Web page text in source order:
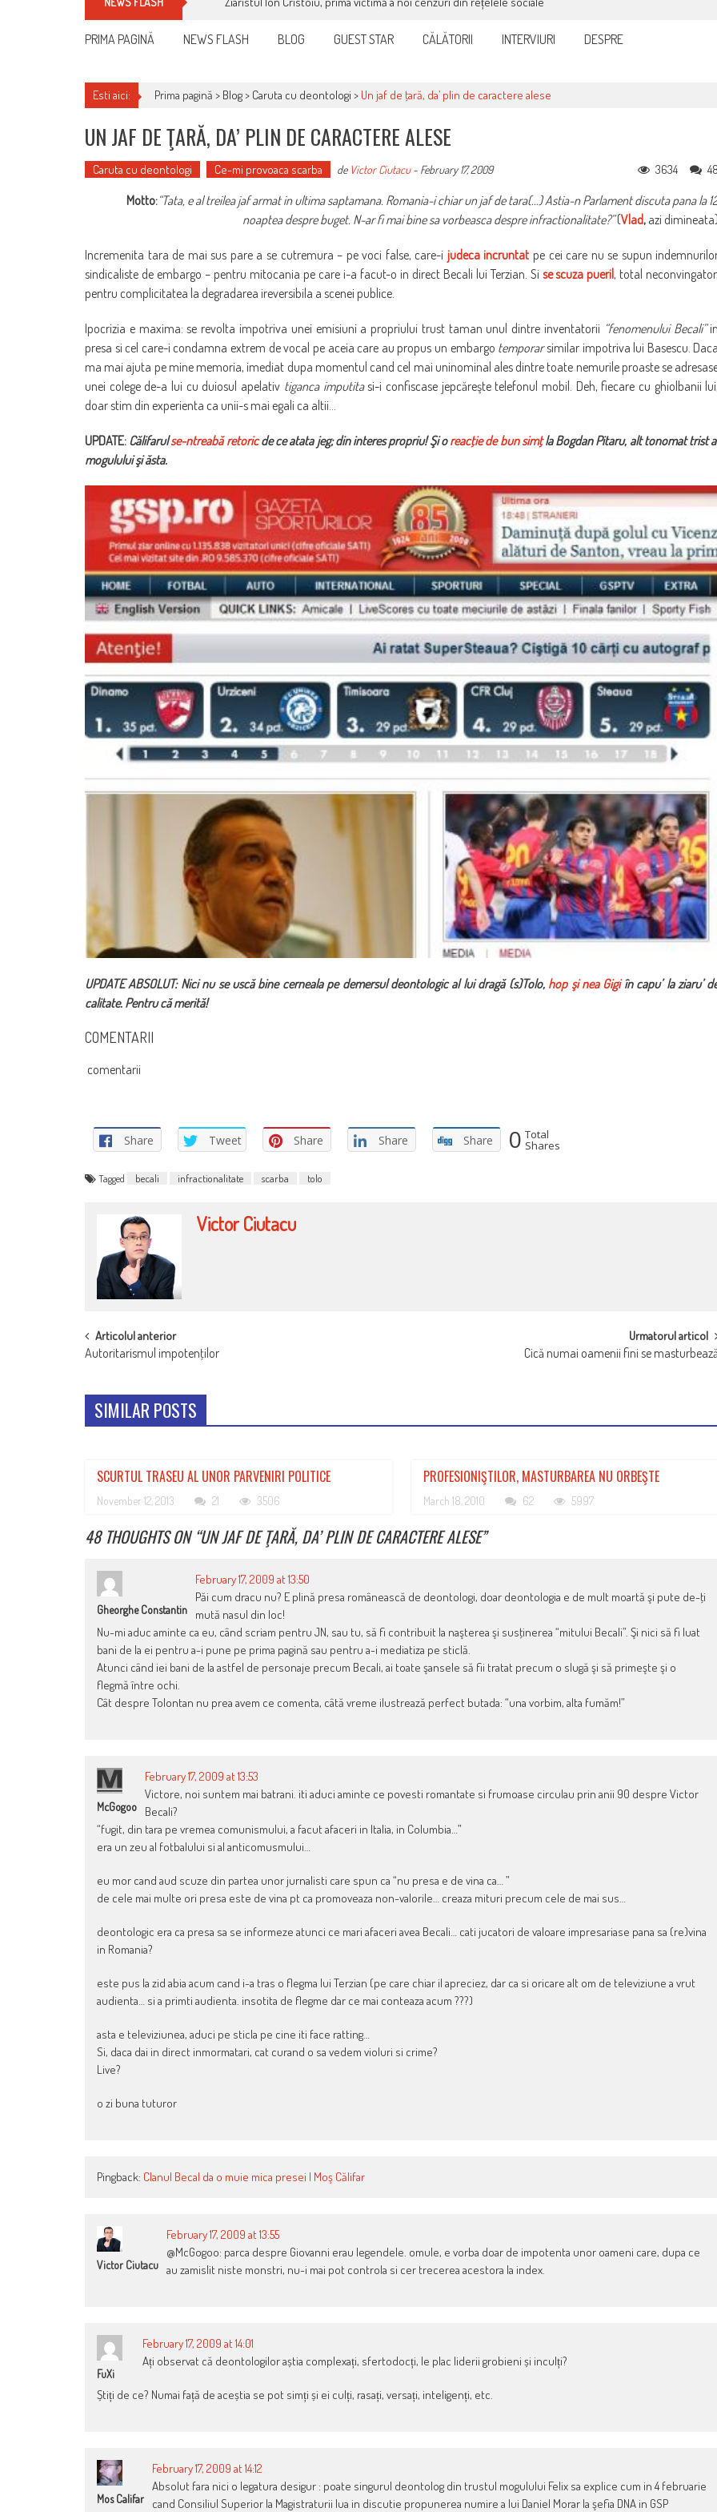
PRIMA PAGINĂ NEWS FLASH BLOG GUEST STAR CĂLĂTORII INTERVIURI DESPRE
Esti aici: Prima pagină > Blog> Caruta cu deontologi > Un jaf de ţară, da’ plin de caractere alese
UN JAF DE ŢARĂ, DA’ PLIN DE CARACTERE ALESE
Caruta cu deontologi Ce-mi provoaca scarba de Victor Ciutacu- February 17, 2009 3634
Motto:“Tata, e al treilea jaf armat in ultima saptamana. Romania-i chiar un jaf de tara(…) Astia-n Parlament discuta pana la
noaptea despre buget. N-ar fi mai bine sa vorbeasca despre infractionalitate?”(Vlad, azi
Incremenita tara de mai sus pare a se cutremura – pe voci false, care-i judeca incruntat pe cei care nu se supun
sindicaliste de embargo – pentru mitocania pe care i-a facut-o in direct Becali lui Terzian. Si se scuza pueril, total
pentru complicitatea la degradarea ireversibila a scenei publice.
Ipocrizia e maxima: se revolta impotriva unei emisiuni a propriului trust taman unul dintre inventatorii “fenomenului Becali”
presa si cel care-i condamna extrem de vocal pe aceia care au propus un embargo temporarsimilar impotriva lui Basescu.
ma mai ajuta pe mine memoria, imediat dupa momentul cand cel mai uninominal ales dintre toate nemurile proaste se
unei colege de-a lui cu duiosul apelativ tiganca imputitasi-i confiscase jepcăreşte telefonul mobil. Deh, fiecare cu ghiolbanii
doar stim din experienta ca unii-s mai egali ca altii…
UPDATE: Călifarulse-ntreabă retoricde ce atata jeg; din interes propriu! Şi oreacţie de bun simţla Bogdan Pitaru, alt tonomat trist
mogulului şi ăsta.
UPDATE ABSOLUT: Nici nu se uscă bine cerneala pe demersul deontologic al lui dragă (s)Tolo, hop şi nea Gigiîn capu’ la ziaru’
calitate. Pentru că merită!
COMENTARII
comentarii
Share Tweet Share Share Share 0 Total
Shares
Tagged becali infractionalitate scarba tolo
Victor Ciutacu
POST
NAVIGATION
Articolul anterior
Autoritarismul impotenţilor
Urmatorul articol
Cică numai oamenii fini se
SIMILAR POSTS
SCURTUL TRASEU AL UNOR PARVENIRI POLITICE
November 12, 2013 21 3506
PROFESIONIŞTILOR, MASTURBAREA NU ORBEŞTE
March 18, 2010 62 5997
48 THOUGHTS ON “UN JAF DE ŢARĂ, DA’ PLIN DE CARACTERE ALESE”
Gheorghe Constantin
February 17, 2009 at 13:50
Păi cum dracu nu? E plină presa românească de deontologi, doar deontologia e de mult moartă şi pute de-ţi
mută nasul din loc!
Nu-mi aduc aminte ca eu, când scriam pentru JN, sau tu, să fi contribuit la naşterea şi susţinerea “mitului Becali”. Şi nici să fi luat
bani de la ei pentru a-i pune pe prima pagină sau pentru a-i mediatiza pe sticlă.
Atunci când iei bani de la astfel de personaje precum Becali, ai toate şansele să fii tratat precum o slugă şi să primeşte şi o
flegmă între ochi.
Cât despre Tolontan nu prea avem ce comenta, câtă vreme ilustrează perfect butada: “una vorbim, alta fumăm!”
McGogoo
February 17, 2009 at 13:53
Victore, noi suntem mai batrani. iti aduci aminte ce povesti romantate si frumoase circulau prin anii 90 despre Victor
Becali?
“fugit, din tara pe vremea comunismului, a facut afaceri in Italia, in Columbia…”
era un zeu al fotbalului si al anticomusmului…
eu mor cand aud scuze din partea unor jurnalisti care spun ca “nu presa e de vina ca… ”
de cele mai multe ori presa este de vina pt ca promoveaza non-valorile… creaza mituri precum cele de mai sus…
deontologic era ca presa sa se informeze atunci ce mari afaceri avea Becali… cati jucatori de valoare impresariase pana sa (re)vina
in Romania?
este pus la zid abia acum cand i-a tras o flegma lui Terzian (pe care chiar il apreciez, dar ca si oricare alt om de televiziune a vrut
audienta… si a primti audienta. insotita de flegme dar ce mai conteaza acum ???)
asta e televiziunea, aduci pe sticla pe cine iti face ratting…
Si, daca dai in direct inmormatari, cat curand o sa vedem violuri si crime?
Live?
o zi buna tuturor
Pingback: Clanul Becal da o muie mica presei | Moş Călifar
Victor Ciutacu
February 17, 2009 at 13:55
@McGogoo: parca despre Giovanni erau legendele. omule, e vorba doar de impotenta unor oameni care, dupa ce
au zamislit niste monstri, nu-i mai pot controla si cer trecerea acestora la index.
FuXi
February 17, 2009 at 14:01
Ați observat că deontologilor aștia complexați, sfertodocți, le plac liderii grobieni și inculți?
Știți de ce? Numai față de aceștia se pot simți și ei culți, rasați, versați, inteligenți, etc.
Mos Califar
February 17, 2009 at 14:12
Absolut fara nici o legatura desigur : poate singurul deontolog din trustul mogulului Felix sa explice cum in 4 februarie
cand Consiliul Superior la Magistraturii lua in discutie propunerea numire a lui Daniel Morar la şefia DNA in GSP